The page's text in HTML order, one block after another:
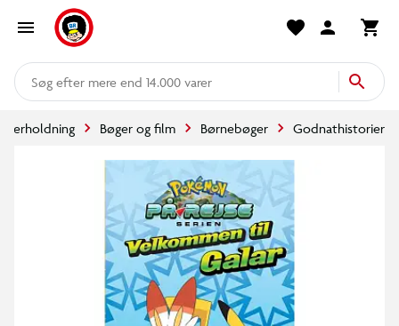
mere end 14.000 varer
Bøger og film Børnebøger Godnathistorier